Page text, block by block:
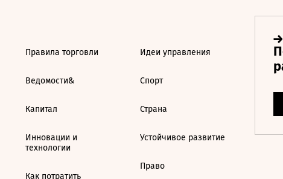
Правила торговли
Ведомости&
Капитал
Инновации и
технологии
Как потратить
Идеи управления
Спорт
Страна
Устойчивое развитие
Право